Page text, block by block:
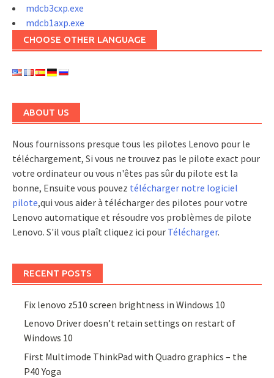
mdcb3cxp.exe
mdcb1axp.exe
CHOOSE OTHER LANGUAGE
ABOUT US
Nous fournissons presque tous les pilotes Lenovo pour le
téléchargement, Si vous ne trouvez pas le pilote exact pour
votre ordinateur ou vous n'êtes pas sûr du pilote est la
bonne, Ensuite vous pouvez télécharger notre logiciel
pilote,qui vous aider à télécharger des pilotes pour votre
Lenovo automatique et résoudre vos problèmes de pilote
Lenovo. S'il vous plaît cliquez ici pour Télécharger.
RECENT POSTS
Fix lenovo z510 screen brightness in Windows 10
Lenovo Driver doesn’t retain settings on restart of
Windows 10
First Multimode ThinkPad with Quadro graphics – the
P40 Yoga